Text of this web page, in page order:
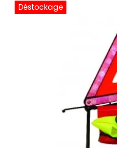
Déstockage